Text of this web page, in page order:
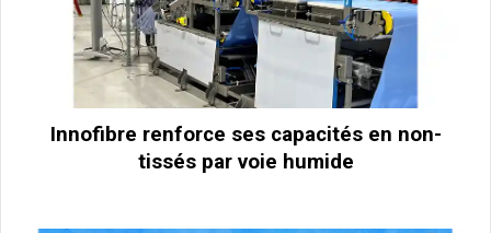
Innofibre renforce ses capacités en non-
tissés par voie humide